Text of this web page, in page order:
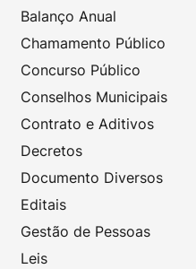
Balanço Anual
Chamamento Público
Concurso Público
Conselhos Municipais
Contrato e Aditivos
Decretos
Documento Diversos
Editais
Gestão de Pessoas
Leis